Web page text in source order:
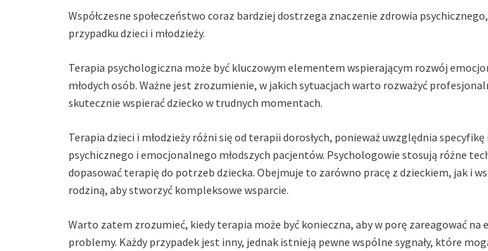
Współczesne społeczeństwo coraz bardziej dostrzega znaczenie zdrowia psychicznego,
przypadku dzieci i młodzieży.
Terapia psychologiczna może być kluczowym elementem wspierającym rozwój
młodych osób. Ważne jest zrozumienie, w jakich sytuacjach warto rozważyć
skutecznie wspierać dziecko w trudnych momentach.
Terapia dzieci i młodzieży różni się od terapii dorosłych, ponieważ uwzględnia
psychicznego i emocjonalnego młodszych pacjentów. Psychologowie stosują różne
dopasować terapię do potrzeb dziecka. Obejmuje to zarówno pracę z dzieckiem, jak i
rodziną, aby stworzyć kompleksowe wsparcie.
Warto zatem zrozumieć, kiedy terapia może być konieczna, aby w porę zareagować na
problemy. Każdy przypadek jest inny, jednak istnieją pewne wspólne sygnały, które